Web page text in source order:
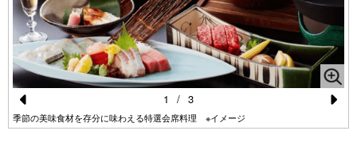
Pr
季節の美味食材を存分に味わえる特選会席料理 ※イメージ
1 / 3